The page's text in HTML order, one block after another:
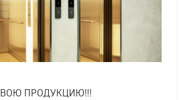
ПРОДУКЦИЮ!!!